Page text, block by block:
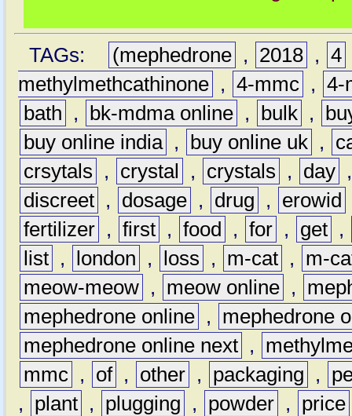
TAGs: (mephedrone , 2018 , 4
methylmethcathinone , 4-mmc , 4-
bath
, bk-mdma online , bulk ,
buy online india , buy online uk ,
crsytals
, crystal , crystals , day
discreet , dosage , drug , erowid
fertilizer , first , food , for , get ,
list , london , loss , m-cat ,
m-
meow-meow , meow online ,
mephedrone online ,
mephedrone
mephedrone online next ,
mmc , of , other , packaging ,
,
plant , plugging , powder , price